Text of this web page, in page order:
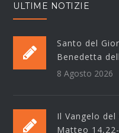
ULTIME NOTIZIE
Santo del
Benedetta
8 Agosto 2026
Il Vangelo
Matteo